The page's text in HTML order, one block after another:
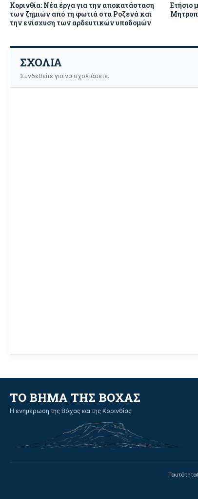
Κορινθία: Νέα έργα για την αποκατάσταση
των ζημιών από τη φωτιά στα Ροζενά και
την ενίσχυση των αρδευτικών υποδομών
Ετήσιο
ΣΧΟΛΙΑ
Συνδεθείτε για να σχολιάσετε.
ΤΟ ΒΗΜΑ ΤΗΣ ΒΟΧΑΣ
Η ενημέρωση της Βόχας και της Κορινθίας
Ταυτότητα